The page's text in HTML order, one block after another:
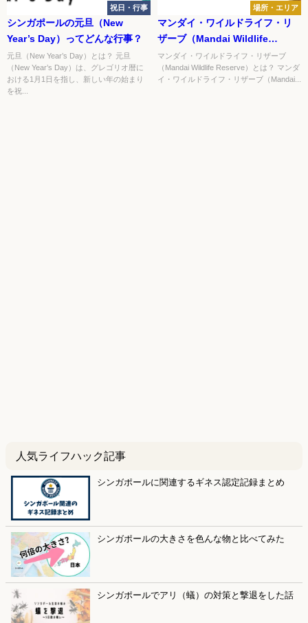
祝日・行事
シンガポールの元旦（New
Year’s Day）ってどんな行事？
元旦（New Year’s Day）とは？ 元旦
（New Year’s Day）は、グレゴリオ暦に
おける1月1日を指し、新しい年の始まり
を祝...
場所・エリア
マンダイ・ワイルドライフ・リ
ザーブ（Mandai Wildlife
Reserve）ってどんな場所？
マンダイ・ワイルドライフ・リザーブ
（Mandai Wildlife Reserve）とは？ マンダ
イ・ワイルドライフ・リザーブ（Mandai...
人気ライフハック記事
シンガポールに関連するギネス認定記録まとめ
シンガポールの大きさを色んな物と比べてみた
シンガポールでアリ（蟻）の対策と撃退をした話